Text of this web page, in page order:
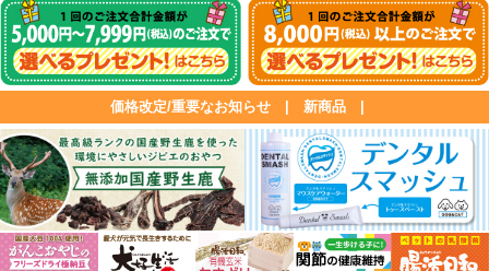
価格改定/重要なお知らせ 新商品